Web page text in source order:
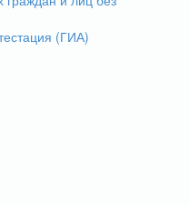
(ГИА)